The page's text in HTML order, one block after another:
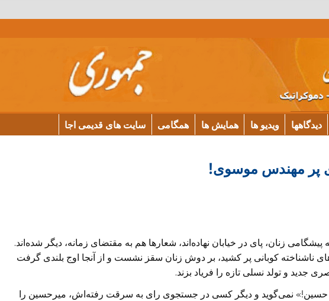
دیدگاهها ویدیو ها همایش ها همگامی سایت های قدیمی اجا
پر مهندس موسوی!
پیشگامی زنان، پای در خیابان نهاده‌اند، شعار‌ها هم به مقتضای زمانه، دیگر شده‌اند.
ناشناخته کوبانی پر کشید، بر دوش زنان سقز نشست و از آنجا اوج بلندی گرفت
جدید و تولد نسلی تازه را فریاد بزند.
حسین!» نمی‌‌گوید و دیگر کسی در جستجوی رای به سرقت رفته‌اش، میرحسین را